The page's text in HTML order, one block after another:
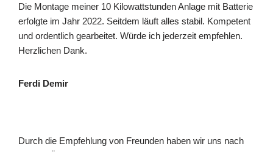
Die Montage meiner 10 Kilowattstunden Anlage mit Batterie
erfolgte im Jahr 2022. Seitdem läuft alles stabil. Kompetent
und ordentlich gearbeitet. Würde ich jederzeit empfehlen.
Herzlichen Dank.
Ferdi Demir
Durch die Empfehlung von Freunden haben wir uns nach